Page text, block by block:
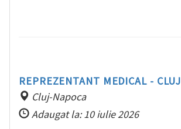
REPREZENTANT MEDICAL - CLUJ
Cluj-Napoca
Adaugat la: 10 iulie 2026